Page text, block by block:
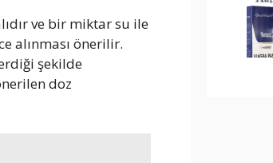
ve bir miktar su ile
alınması önerilir.
şekilde
doz